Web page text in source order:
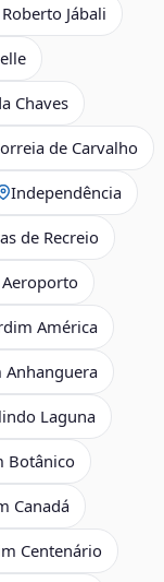
Jábali
Chaves
de Carvalho
Independência
de Recreio
América
Anhanguera
Laguna
Botânico
Canadá
Centenário